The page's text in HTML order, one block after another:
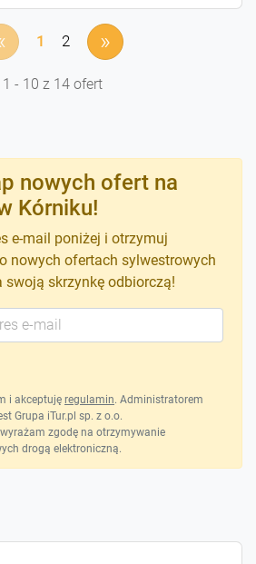
1 2 »
1 - 10 z 14 ofert
nowych ofert na
Kórniku!
e-mail poniżej i otrzymuj
nowych ofertach sylwestrowych
swoją skrzynkę odbiorczą!
i akceptuję regulamin. Administratorem
Grupa iTur.pl sp. z o.o.
zgodę na otrzymywanie
drogą elektroniczną.